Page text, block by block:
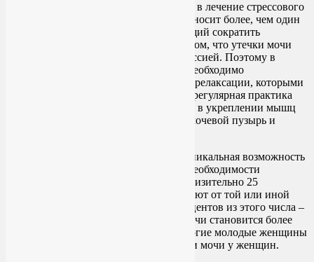
Доктор Хуан и ее коллеги считают, что в лечение стрессового
недержания мочи у женщин йога привносит более, чем один
дополнительный механизм, позволяющий сократить
непроизвольные утечки мочи. Дело в том, что утечки мочи
часто связаны с тревожностью и депрессией. Поэтому в
лечении недержания мочи у женщин необходимо
задействовать и медитации, и техники релаксации, которыми
славится система йоги. А главное, что регулярная практика
йоги может заметно помочь женщинам в укреплении мышц
тазового дна, которые поддерживают мочевой пузырь и
Доктор Хуан говорит, что йога – это уникальная возможность
для женщин, которые осведомлены о необходимости
укрепления мышц тазового дна. Приблизительно 25
миллионов взрослых в Америке страдают от той или иной
форме от недержания мочи. До 80 процентов из этого числа –
женщины. Непроизвольные утечки мочи становится более
распространенным с возрастом, но многие молодые женщины
тоже нуждаются в лечении недержании мочи у женщин.